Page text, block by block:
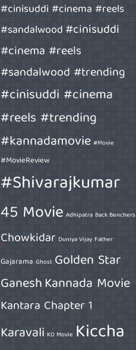
#cinisuddi #cinema #reels
#sandalwood#cinisuddi
#cinema #reels
#sandalwood #trending
#cinisuddi #cinema
#reels #trending
#kannadamovie #Movie
#MovieReview
#Shivarajkumar
45 Movie Adhipatra Back Benchers
Chowkidar Duniya Vijay Father
Gajarama Ghost Golden Star
GaneshKannada Movie
Kantara Chapter 1
Karavali KD Movie Kiccha